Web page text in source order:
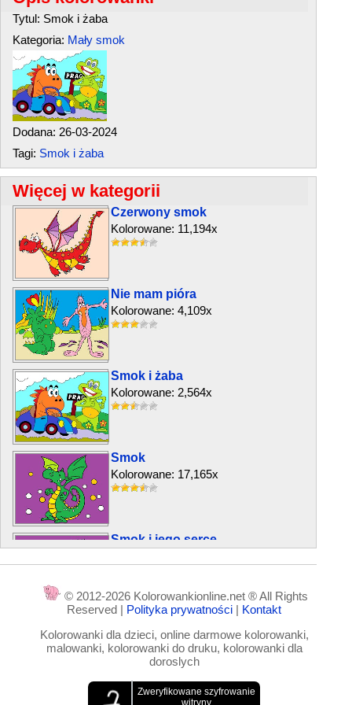
Tytul: Smok i żaba
Kategoria: Mały smok
Dodana: 26-03-2024
Tagi: Smok i żaba
Więcej w kategorii
Czerwony smok
Kolorowane: 11,194x
Nie mam pióra
Kolorowane: 4,109x
Smok i żaba
Kolorowane: 2,564x
Smok
Kolorowane: 17,165x
Smok i jego serce
Kolorowane: 5,455x
© 2012-2026 Kolorowankionline.net ® All Rights
Reserved | Polityka prywatności | Kontakt
Kolorowanki dla dzieci, online darmowe kolorowanki,
malowanki, kolorowanki do druku, kolorowanki dla
doroslych